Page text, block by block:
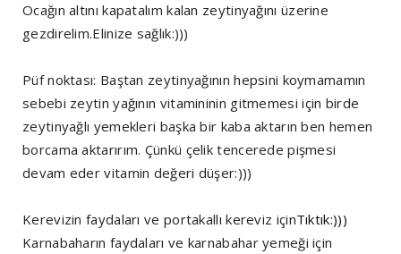
Ocağın altını kapatalım kalan zeytinyağını üzerine
gezdirelim.Elinize sağlık:)))
Püf noktası: Baştan zeytinyağının hepsini koymamamın
sebebi zeytin yağının vitamininin gitmemesi için birde
zeytinyağlı yemekleri başka bir kaba aktarın ben hemen
borcama aktarırım. Çünkü çelik tencerede pişmesi
devam eder vitamin değeri düşer:)))
Kerevizin faydaları ve portakallı kereviz içinTıktık:)))
Karnabaharın faydaları ve karnabahar yemeği için